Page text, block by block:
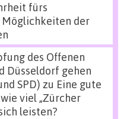
fürs
der
des Offenen
Düsseldorf gehen
SPD) zu Eine gute
viel „Zürcher
leisten?